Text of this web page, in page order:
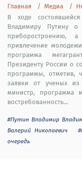
Главная Медиа
В ходе
Владимиру Путину
приборостроению,
привлечение
программа
Президенту России о
программы, отметив,
заявки от ученых
министр, программа
востребованность...
#Путин Владимир
Валерий Николаевич
очередь